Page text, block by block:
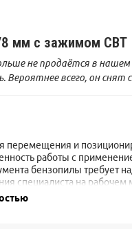
8 мм с зажимом СВТ
не продаётся в нашем
Вероятнее всего, он снят
перемещения и
работы с
бензопилы требует
специалиста на рабочем
из гибкого и